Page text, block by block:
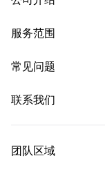
服务范围
常见问题
联系我们
团队区域